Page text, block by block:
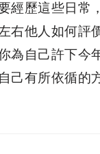
經歷這些日常
右他人如何評
為自己許下今
己有所依循的